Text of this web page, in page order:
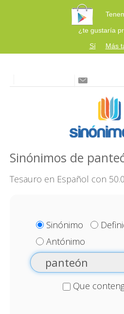
¿te gustaría
Sí
Más
Sinónimos de
Tesauro en Español con
Sinónimo
Antónimo
Que